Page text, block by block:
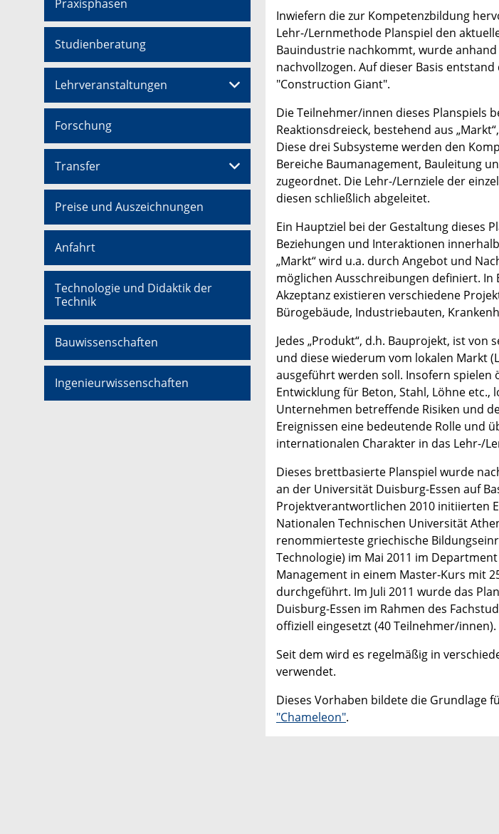
Praxisphasen
Studienberatung
Lehrveranstaltungen
Forschung
Transfer
Preise und Auszeichnungen
Anfahrt
Technologie und Didaktik der
Technik
Bauwissenschaften
Ingenieurwissenschaften
Inwiefern die zur Kompetenzbildung
Lehr-/Lernmethode Planspiel den
Bauindustrie nachkommt, wurde
nachvollzogen. Auf dieser Basis
"Construction Giant".
Die Teilnehmer/innen dieses Planspiels
Reaktionsdreieck, bestehend aus
Diese drei Subsysteme werden den
Bereiche Baumanagement, Bauleitung
zugeordnet. Die Lehr-/Lernziele der
diesen schließlich abgeleitet.
Ein Hauptziel bei der Gestaltung dieses
Beziehungen und Interaktionen
„Markt“ wird u.a. durch Angebot und
möglichen Ausschreibungen definiert. In
Akzeptanz existieren verschiedene
Bürogebäude, Industriebauten,
Jedes „Produkt“, d.h. Bauprojekt, ist von
und diese wiederum vom lokalen Markt
ausgeführt werden soll. Insofern
Entwicklung für Beton, Stahl, Löhne etc.,
Unternehmen betreffende Risiken und
Ereignissen eine bedeutende Rolle und
internationalen Charakter in das Lehr-/
Dieses brettbasierte Planspiel wurde
an der Universität Duisburg-Essen auf
Projektverantwortlichen 2010 initiierten
Nationalen Technischen Universität
renommierteste griechische
Technologie) im Mai 2011 im
Management in einem Master-Kurs mit
durchgeführt. Im Juli 2011 wurde das
Duisburg-Essen im Rahmen des
offiziell eingesetzt (40 Teilnehmer/innen).
Seit dem wird es regelmäßig in
verwendet.
Dieses Vorhaben bildete die Grundlage
"Chameleon".